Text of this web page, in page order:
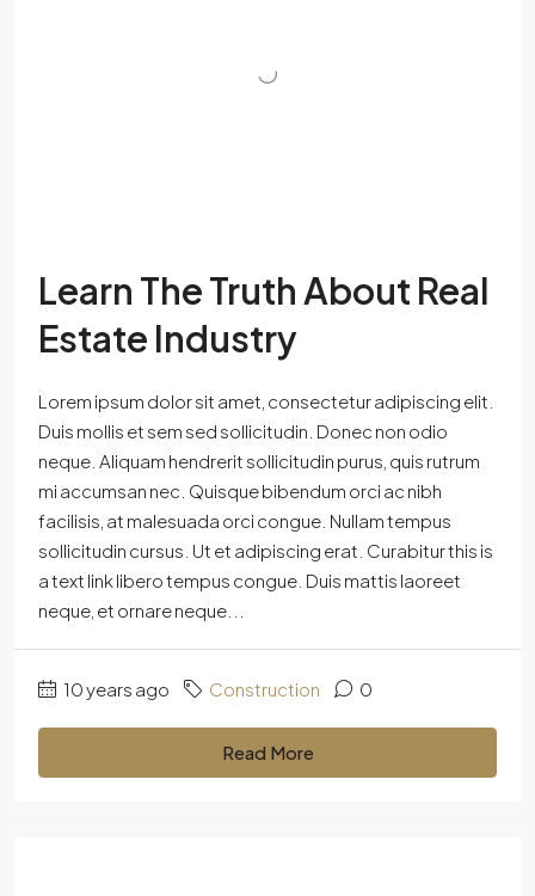
Learn The Truth About Real
Estate Industry
Lorem ipsum dolor sit amet, consectetur adipiscing elit.
Duis mollis et sem sed sollicitudin. Donec non odio
neque. Aliquam hendrerit sollicitudin purus, quis rutrum
mi accumsan nec. Quisque bibendum orci ac nibh
facilisis, at malesuada orci congue. Nullam tempus
sollicitudin cursus. Ut et adipiscing erat. Curabitur this is
a text link libero tempus congue. Duis mattis laoreet
neque, et ornare neque...
10 years ago Construction 0
Read More